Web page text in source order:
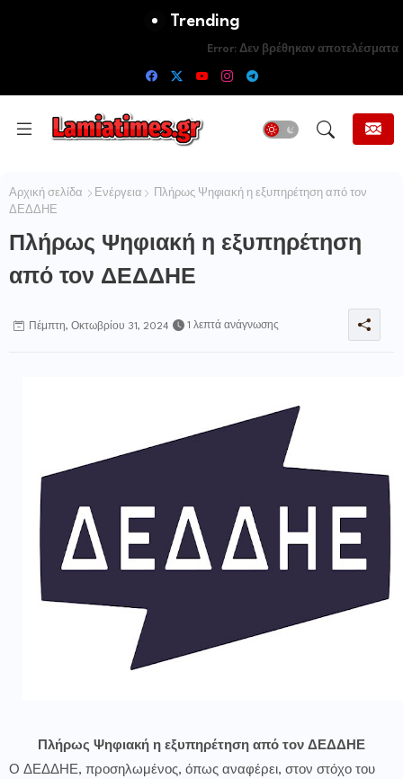
Trending
Error: Δεν βρέθηκαν αποτελέσματα
Αρχική σελίδα Ενέργεια
Πλήρως Ψηφιακή η εξυπηρέτηση από τον
ΔΕΔΔΗΕ
Πλήρως Ψηφιακή η εξυπηρέτηση
από τον ΔΕΔΔΗΕ
Πέμπτη, Οκτωβρίου 31, 2024 1 λεπτά ανάγνωσης
Πλήρως Ψηφιακή η εξυπηρέτηση από τον ΔΕΔΔΗΕ
Ο ΔΕΔΔΗΕ, προσηλωμένος, όπως αναφέρει, στον στόχο του